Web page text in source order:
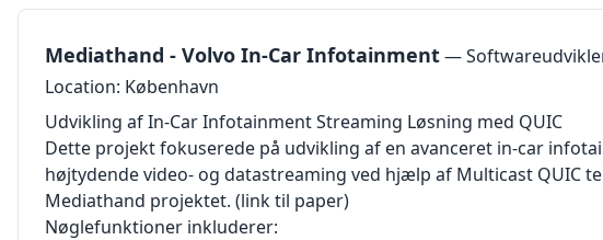
Mediathand - Volvo In-Car Infotainment—
Location: København
Udvikling af In-Car Infotainment Streaming Løsning med QUIC
Dette projekt fokuserede på udvikling af en avanceret in-car
højtydende video- og datastreaming ved hjælp af Multicast QUIC
Mediathand projektet. (link til paper)
Nøglefunktioner inkluderer: